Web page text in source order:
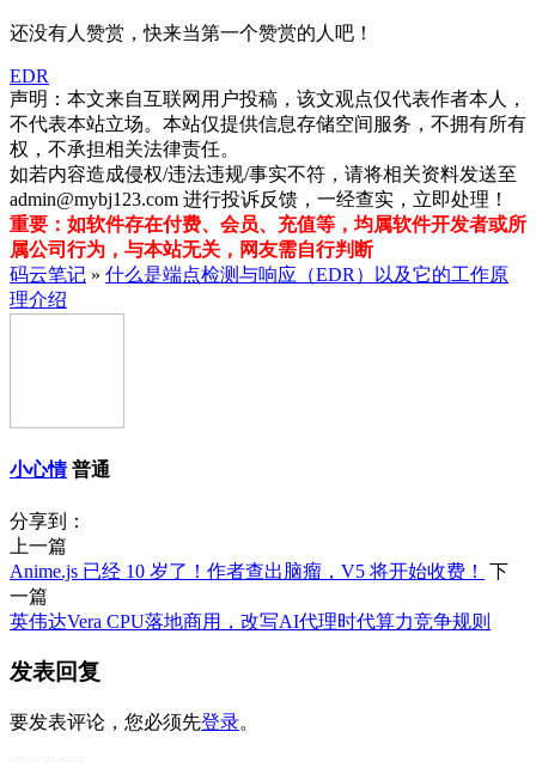
还没有人赞赏，快来当第一个赞赏的人吧！
EDR
声明：本文来自互联网用户投稿，该文观点仅代表作者本人，
不代表本站立场。本站仅提供信息存储空间服务，不拥有所有
权，不承担相关法律责任。
如若内容造成侵权/违法违规/事实不符，请将相关资料发送至
admin@mybj123.com 进行投诉反馈，一经查实，立即处理！
重要：如软件存在付费、会员、充值等，均属软件开发者或所
属公司行为，与本站无关，网友需自行判断
码云笔记 » 什么是端点检测与响应（EDR）以及它的工作原
理介绍
小心情 普通
分享到：
上一篇
Anime.js 已经 10 岁了！作者查出脑瘤，V5 将开始收费！
下
一篇
英伟达Vera CPU落地商用，改写AI代理时代算力竞争规则
发表回复
要发表评论，您必须先登录。